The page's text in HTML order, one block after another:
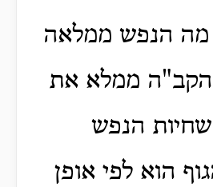
מה הנפש ממלאה
הקב"ה ממלא את
שחיות הנפש
הוא לפי אופן